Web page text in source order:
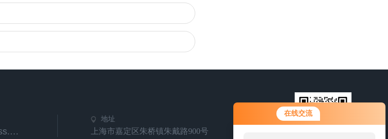
在线交流
tongpeng@sgnprocess.com
地址
上海市嘉定区朱桥镇朱戴路900号